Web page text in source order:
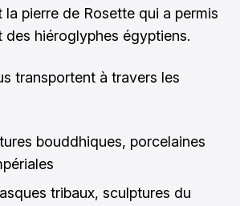
la pierre de Rosette qui a permis
des hiéroglyphes égyptiens.
transportent à travers les
bouddhiques, porcelaines
tribaux, sculptures du